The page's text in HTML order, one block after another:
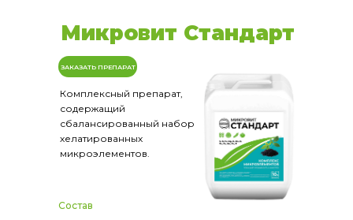
Комплексный препарат,
содержащий
сбалансированный набор
хелатированных
микроэлементов.
Состав
Микровит Стандарт
ЗАКАЗАТЬ ПРЕПАРАТ